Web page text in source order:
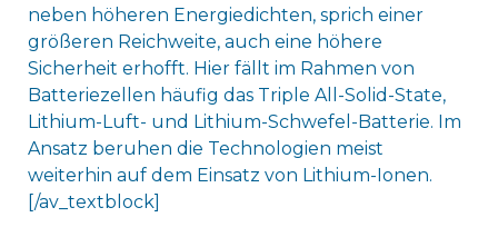
neben höheren Energiedichten, sprich einer
größeren Reichweite, auch eine höhere
Sicherheit erhofft. Hier fällt im Rahmen von
Batteriezellen häufig das Triple All-Solid-State,
Lithium-Luft- und Lithium-Schwefel-Batterie. Im
Ansatz beruhen die Technologien meist
weiterhin auf dem Einsatz von Lithium-Ionen.
[/av_textblock]